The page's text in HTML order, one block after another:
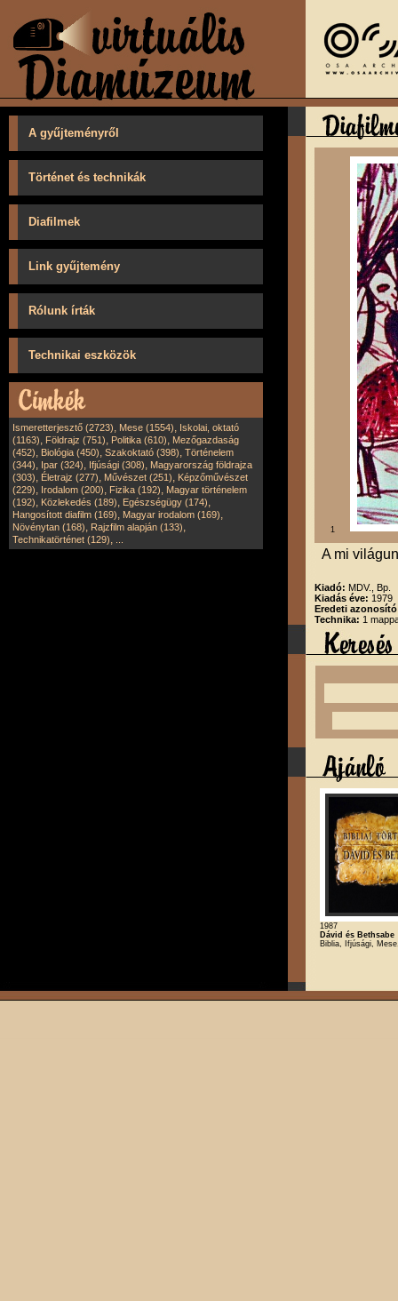
A gyűjteményről
Történet és technikák
Diafilmek
Link gyűjtemény
Rólunk írták
Technikai eszközök
Ismeretterjesztő (2723), Mese (1554), Iskolai, oktató
(1163), Földrajz (751), Politika (610), Mezőgazdaság
(452), Biológia (450), Szakoktató (398), Történelem
(344), Ipar (324), Ifjúsági (308), Magyarország földrajza
(303), Életrajz (277), Művészet (251), Képzőművészet
(229), Irodalom (200), Fizika (192), Magyar történelem
(192), Közlekedés (189), Egészségügy (174),
Hangosított diafilm (169), Magyar irodalom (169),
Növénytan (168), Rajzfilm alapján (133),
Technikatörténet (129),
1
A mi
Kiadó: MDV., Bp.
Kiadás éve: 1979
Eredeti
Technika: 1
1987
Dávid és Bethsabe
Biblia, Ifjúsági,